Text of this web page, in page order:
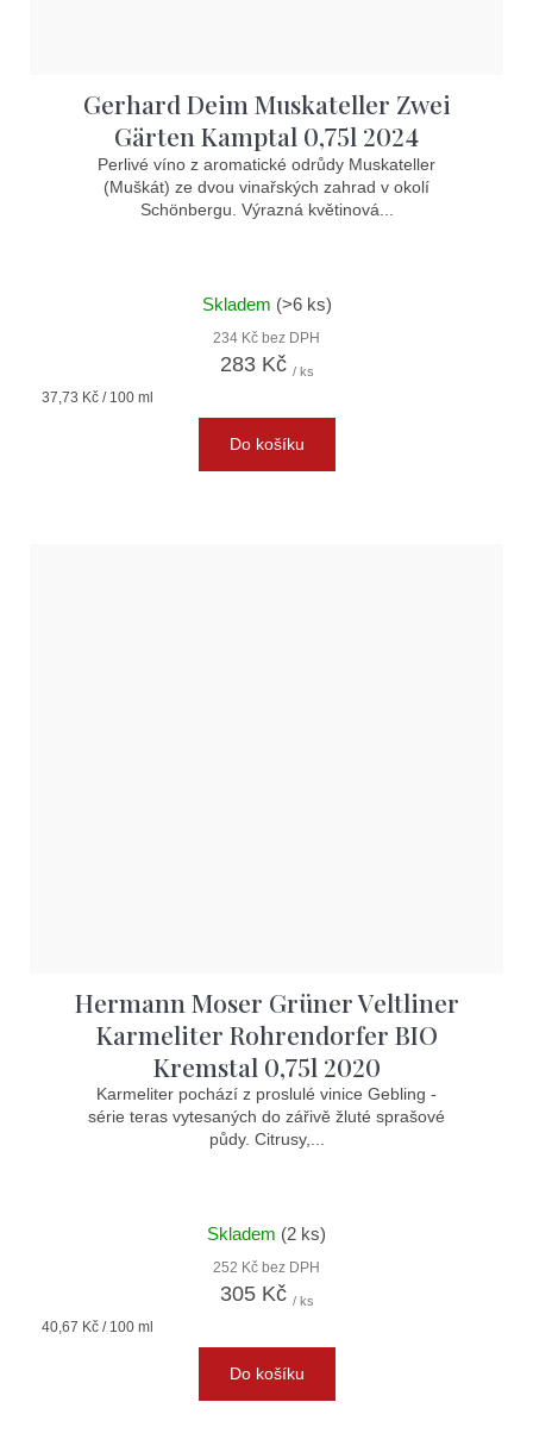
Gerhard Deim Muskateller Zwei
Gärten Kamptal 0,75l 2024
Perlivé víno z aromatické odrůdy Muskateller
(Muškát) ze dvou vinařských zahrad v okolí
Schönbergu. Výrazná květinová...
Skladem (>6 ks)
234 Kč bez DPH
283 Kč / ks
Měrná
37,73 Kč / 100 ml
Do košíku
Hermann Moser Grüner Veltliner
Karmeliter Rohrendorfer BIO
Kremstal 0,75l 2020
Karmeliter pochází z proslulé vinice Gebling -
série teras vytesaných do zářivě žluté sprašové
půdy. Citrusy,...
Skladem (2 ks)
252 Kč bez DPH
305 Kč / ks
Měrná
40,67 Kč / 100 ml
Do košíku